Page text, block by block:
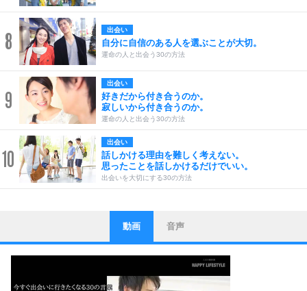
8 出会い
自分に自信のある人を選ぶことが大切。
運命の人と出会う30の方法
9
出会い
好きだから付き合うのか。
寂しいから付き合うのか。
運命の人と出会う30の方法
10
出会い
話しかける理由を難しく考えない。
思ったことを話しかけるだけでいい。
出会いを大切にする30の方法
1
ストレス対策
他人と比べない。
いっそのこと、他人を見ない。
いらいらしない人になる30の方法
動画 音声